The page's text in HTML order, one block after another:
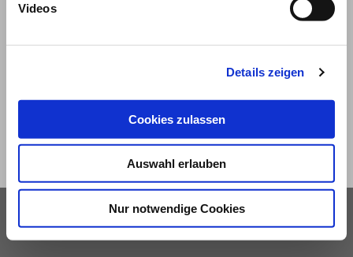
Videos
Details zeigen
Cookies zulassen
Auswahl erlauben
Nur notwendige Cookies
Impressum und Nutzungsbedingungen
Datenschutz Privatsphäre